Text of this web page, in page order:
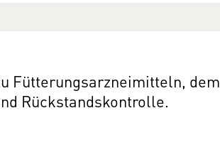
Fütterungsarzneimitteln, dem
Rückstandskontrolle.